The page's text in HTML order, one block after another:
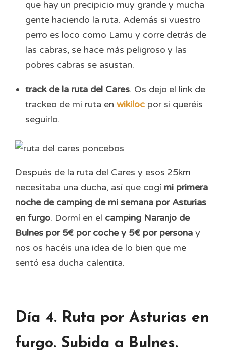
que hay un precipicio muy grande y mucha
gente haciendo la ruta. Además si vuestro
perro es loco como Lamu y corre detrás de
las cabras, se hace más peligroso y las
pobres cabras se asustan.
track de la ruta del Cares. Os dejo el link de
trackeo de mi ruta en wikiloc por si queréis
seguirlo.
Después de la ruta del Cares y esos 25km
necesitaba una ducha, así que cogí mi primera
noche de camping de mi semana por Asturias
en furgo. Dormí en el camping Naranjo de
Bulnes por 5€ por coche y 5€ por persona y
nos os hacéis una idea de lo bien que me
sentó esa ducha calentita.
Día 4. Ruta por Asturias en
furgo. Subida a Bulnes.